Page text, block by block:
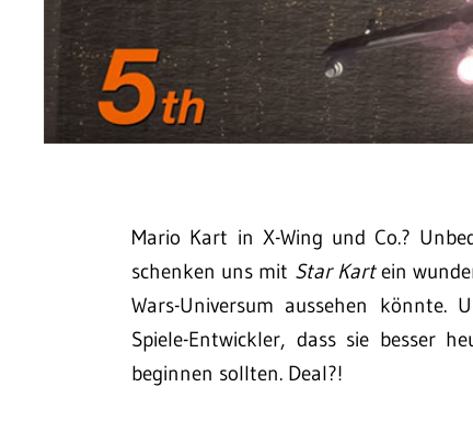
Mario Kart in X-Wing und Co.?
schenken uns mit Star Kartein
Wars-Universum aussehen
Spiele-Entwickler, dass sie besser
beginnen sollten. Deal?!